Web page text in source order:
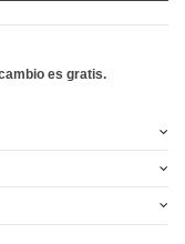
es gratis.